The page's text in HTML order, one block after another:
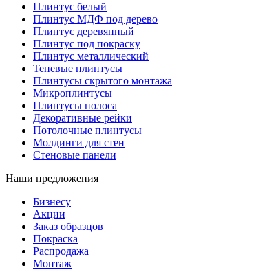
Плинтус белый
Плинтус МДФ под дерево
Плинтус деревянный
Плинтус под покраску
Плинтус металлический
Теневые плинтусы
Плинтусы скрытого монтажа
Микроплинтусы
Плинтусы полоса
Декоративные рейки
Потолочные плинтусы
Молдинги для стен
Стеновые панели
Наши предложения
Бизнесу
Акции
Заказ образцов
Покраска
Распродажа
Монтаж